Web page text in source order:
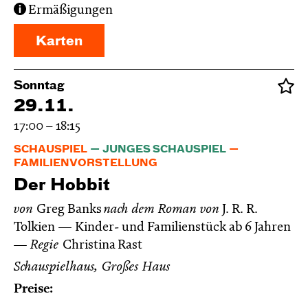
Ermäßigungen
Karten
Sonntag
29.11.
17:00 – 18:15
SCHAUSPIEL
JUNGES SCHAUSPIEL
FAMILIENVORSTELLUNG
Der Hobbit
von Greg Banks nach dem Roman von J. R. R.
Tolkien
Kinder- und Familienstück ab 6 Jahren
Regie Christina Rast
Schauspielhaus, Großes Haus
Preise: